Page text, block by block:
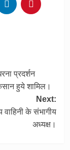
प्रदर्शन
हुये शामिल।
Next:
वाहिनी के संभागीय
अध्यक्ष।